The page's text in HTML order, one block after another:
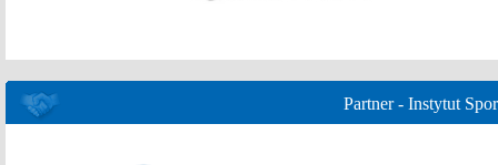
Partner - Instytut